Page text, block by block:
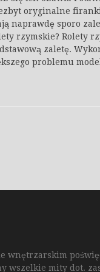
oryginalne
naprawdę sporo
rzymskie? Rolety
zaletę.
problemu
wnętrzarskim
wszelkie mity dot.